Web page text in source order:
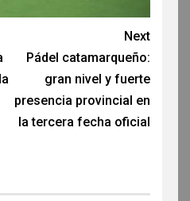
Next
Pádel catamarqueño:
gran nivel y fuerte
presencia provincial en
la tercera fecha oficial